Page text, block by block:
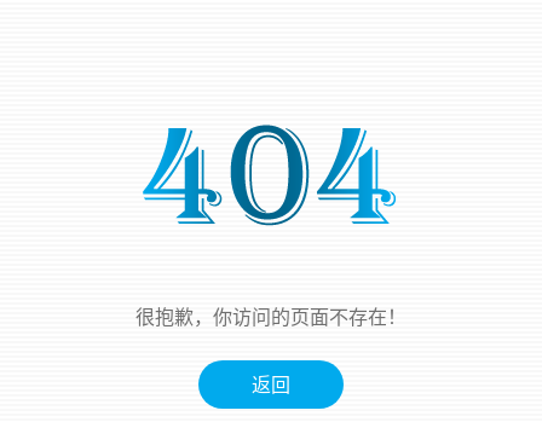
很抱歉，你访问的页面不存在！
返回